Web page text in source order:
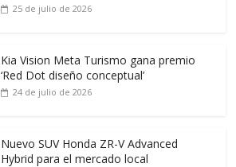
25 de julio de 2026
Kia Vision Meta Turismo gana premio
‘Red Dot diseño conceptual’
24 de julio de 2026
Nuevo SUV Honda ZR-V Advanced
Hybrid para el mercado local